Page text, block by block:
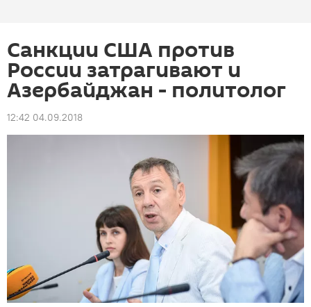
Санкции США против
России затрагивают и
Азербайджан - политолог
12:42 04.09.2018